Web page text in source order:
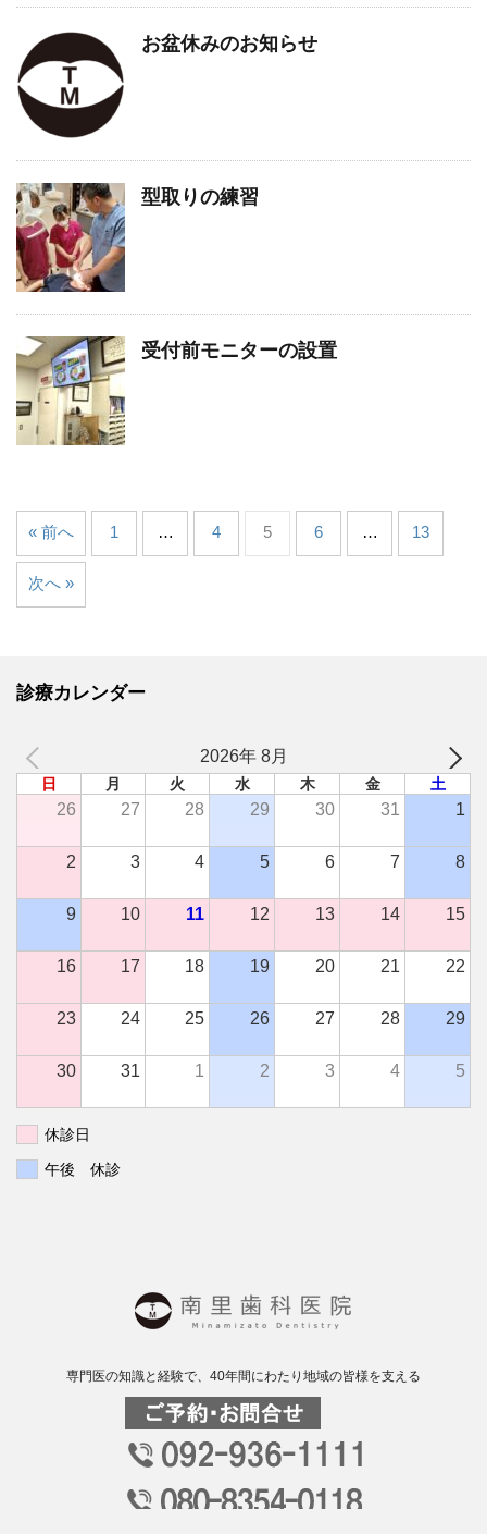
お盆休みのお知らせ
型取りの練習
受付前モニターの設置
« 前へ 1 … 4 5 6 … 13
次へ »
診療カレンダー
2026年 8月
日 月 火 水 木 金 土
26 27 28 29 30 31 1
2 3 4 5 6 7 8
9 10 11 12 13 14 15
16 17 18 19 20 21 22
23 24 25 26 27 28 29
30 31 1 2 3 4 5
休診日
午後 休診
専門医の知識と経験で、40年間にわたり地域の皆様を支える